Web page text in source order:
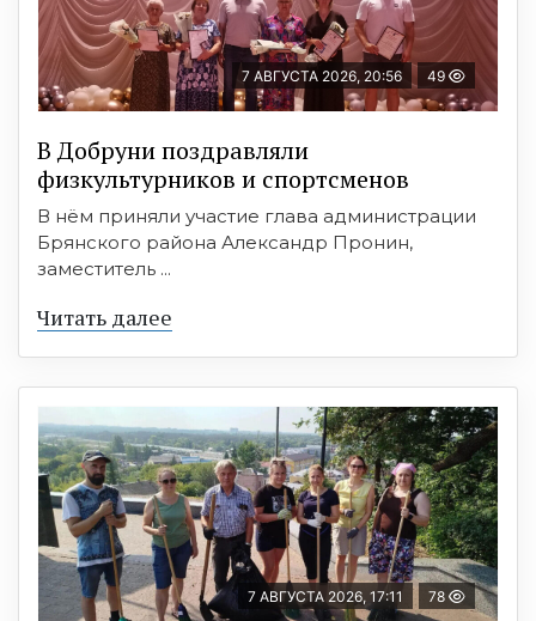
7 АВГУСТА 2026, 20:56 49
В Добруни поздравляли
физкультурников и спортсменов
В нём приняли участие глава администрации
Брянского района Александр Пронин,
заместитель ...
Читать далее
7 АВГУСТА 2026, 17:11 78